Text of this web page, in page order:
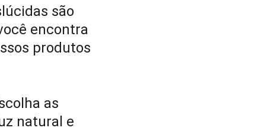
são
encontra
produtos
as
natural e